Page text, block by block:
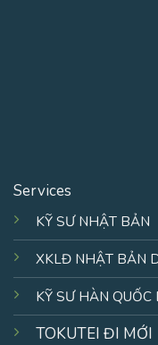
Services
KỸ SƯ NHẬT BẢN
XKLĐ NHẬT BẢN
KỸ SƯ HÀN QUỐC
TOKUTEI ĐI MỚI